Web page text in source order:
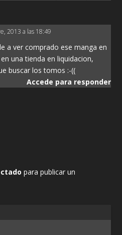
2013 a las 18:49
a ver comprado ese manga en
una tienda en liquidacion,
buscar los tomos :-((
Accede para responder
para publicar un